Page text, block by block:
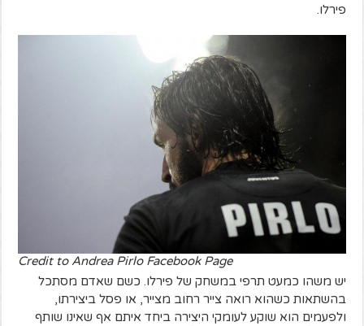
פירלו.
Credit to Andrea Pirlo Facebook Page
יש משהו כמעט תרפי במשחק של פירלו. כשם שאדם מסתכל
בהשתאות כשהוא רואה צייר רחוב מצייר, או פסל ביצירתו,
ולפעמים הוא שוקע לעומקי היצירה ביחד איתם אף שאינו שותף